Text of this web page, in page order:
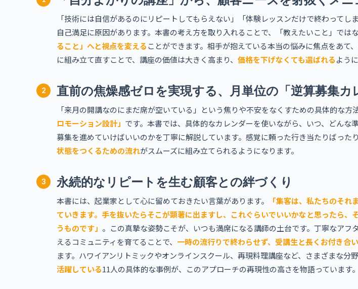
「技術には自信があるのにリピートしてもらえない」「体験レッスンだけで終わってし
自己満足に原因があります。本書の考え方を取り入れることで、「教えたいこと」ではな
ること」へと視点を変えることができます。相手が抱えている本当の悩みに焦点をあて
に組み立て直すことで、講座の価値は大きく高まり、 価格を下げなくても選ばれるよう
2 直前の焦燥感ゼロを実現する、月単位の「逆算募集カ
「来月の開講なのにまだ席が空いている」という焦りや不安をなくすための具体的な方
ロモーション設計」 です。本書では、具体的なカレンダーを使いながら、いつ、どんな
募集を進めていけばいいのかを丁寧に解説しています。感覚に頼った行き当たりばった
状態をつくるための流れがスムーズに組み立てられるようになります。
3 永続的なリピートを生む顧客との絆づくり
本書には、起業家として心に留めておきたい言葉があります。
「集客は、私たちのそ
ていきます。手を抜いたらそこが顕著に出ますし、これぐらいでいいかなと思ったら、
うものです」 。この真摯な姿勢こそが、いつも満席になる講師の土台です。丁寧なアフ
えるコミュニティを育てることで、 一時の流行りで終わらせず、受講生と長くお付き合
ます。ハワイアンリトミックやオンラインスクール、再現料理講座など、さまざまな分
活躍している11人の具体的な事例が、このアプローチの再現性の高さを物語っています。